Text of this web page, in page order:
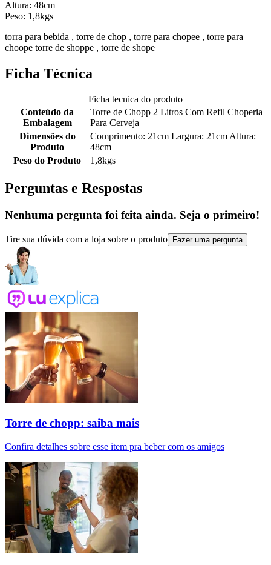
Altura: 48cm
Peso: 1,8kgs
torra para bebida , torre de chop , torre para chopee , torre para
choope torre de shoppe , torre de shope
Ficha Técnica
Ficha tecnica do produto
Conteúdo da
Embalagem
Torre de Chopp 2 Litros Com Refil Choperia
Para Cerveja
Dimensões do
Produto
Comprimento: 21cm Largura: 21cm Altura:
48cm
Peso do Produto
1,8kgs
Perguntas e Respostas
Nenhuma pergunta foi feita ainda. Seja o primeiro!
Tire sua dúvida com a loja sobre o produto Fazer uma pergunta
Torre de chopp: saiba mais
Confira detalhes sobre esse item pra beber com os amigos